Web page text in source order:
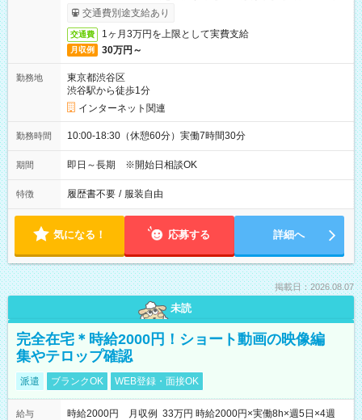
受取りサービス利用可（利用条件有）
交通費別途支給あり
交通費 1ヶ月3万円を上限として実費支給
月収例 30万円～
勤務地
東京都渋谷区
渋谷駅から徒歩1分
インターネット関連
勤務時間 10:00-18:30（休憩60分）実働7時間30分
期間 即日～長期 ※開始日相談OK
特徴 履歴書不要 / 服装自由
気になる！ 応募する 詳細へ
掲載日：2026.08.07
未読
完全在宅＊時給2000円！ショート動画の映像編
集やテロップ確認
派遣 ブランクOK WEB登録・面接OK
給与
時給2000円 月収例 33万円 時給2000円×実働8h×週5日×4週